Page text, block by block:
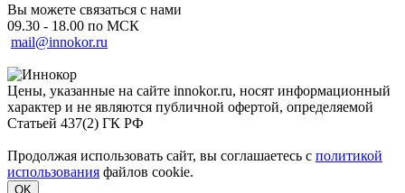
Вы можете связаться с нами
09.30 - 18.00 по МСК
mail@innokor.ru
Цены, указанные на сайте innokor.ru, носят информационный
характер и не являются публичной офертой, определяемой
Статьей 437(2) ГК РФ
Продолжая использовать сайт, вы соглашаетесь с политикой
использования файлов cookie.
OK